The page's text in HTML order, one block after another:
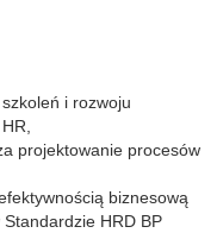
i rozwoju
projektowanie procesów
biznesową
HRD BP